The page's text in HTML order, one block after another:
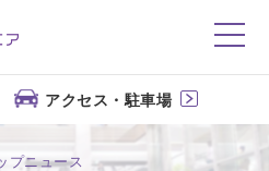
洛北阪急スクエア
アクセス・駐車場
プニュース